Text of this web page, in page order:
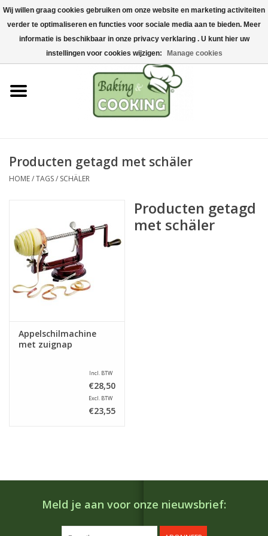
Home
Bak-& kookgerei
Machines & onderdelen
Chocolade & ijsbereiding
Hygiëne & opslag
Acties
Producten getagd met schäler
HOME/TAGS/ SCHÄLER
Appelschilmachine
met zuignap
Incl. BTW
€28,50
Excl. BTW
€23,55
Producten getagd
met schäler
Meld je aan voor onze nieuwsbrief:
Wij willen graag cookies gebruiken om onze website en marketing activiteiten
verder te optimaliseren en functies voor sociale media aan te bieden. Meer
informatie is beschikbaar in onze privacy verklaring . U kunt hier uw
instellingen voor cookies wijzigen:
Manage cookies